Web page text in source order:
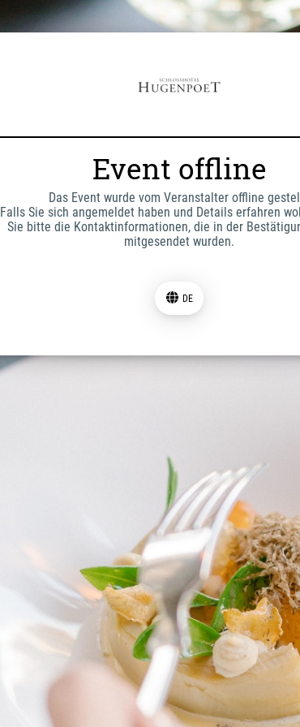
Event offline
Das Event wurde vom Veranstalter offline
Falls Sie sich angemeldet haben und Details erfahren
Sie bitte die Kontaktinformationen, die in der
mitgesendet wurden.
DE